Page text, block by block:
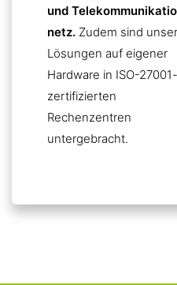
und
netz. Zudem sind
Lösungen auf eigener
Hardware in ISO-27001-
zertifizierten
Rechenzentren
untergebracht.